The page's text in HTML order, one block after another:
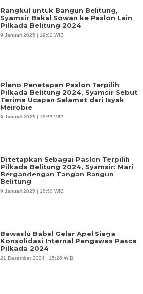
Rangkul untuk Bangun Belitung,
Syamsir Bakal Sowan ke Paslon Lain
Pilkada Belitung 2024
9 Januari 2025 | 19:02 WIB
Pleno Penetapan Paslon Terpilih
Pilkada Belitung 2024, Syamsir Sebut
Terima Ucapan Selamat dari Isyak
Meirobie
9 Januari 2025 | 18:57 WIB
Ditetapkan Sebagai Paslon Terpilih
Pilkada Belitung 2024, Syamsir: Mari
Bergandengan Tangan Bangun
Belitung
9 Januari 2025 | 18:50 WIB
Bawaslu Babel Gelar Apel Siaga
Konsolidasi Internal Pengawas Pasca
Pilkada 2024
21 Desember 2024 | 15:26 WIB